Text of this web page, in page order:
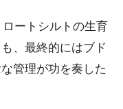
ートシルトの生育
、最終的にはブド
管理が功を奏した